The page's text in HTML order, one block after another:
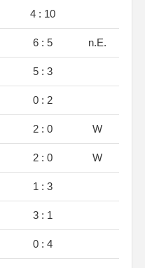
4 : 10
6 : 5 n.E.
5 : 3
0 : 2
2 : 0 W
2 : 0 W
1 : 3
3 : 1
0 : 4